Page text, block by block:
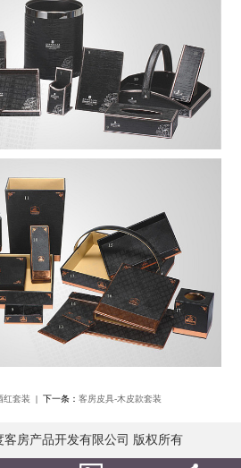
红套装 | 下一条： 客房皮具-木皮款套装
房产品开发有限公司 版权所有